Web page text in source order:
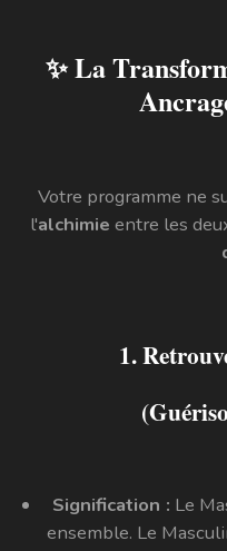
✨ La
Votre programme ne
l'alchimie entre les
1.
Signification : Le
ensemble. Le